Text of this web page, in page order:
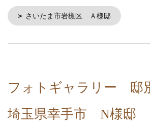
さいたま市岩槻区 Ａ様邸
フォトギャラリー 邸
埼玉県幸手市 N様邸